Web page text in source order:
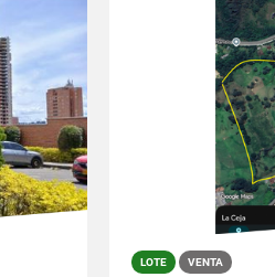
LOTE VENTA